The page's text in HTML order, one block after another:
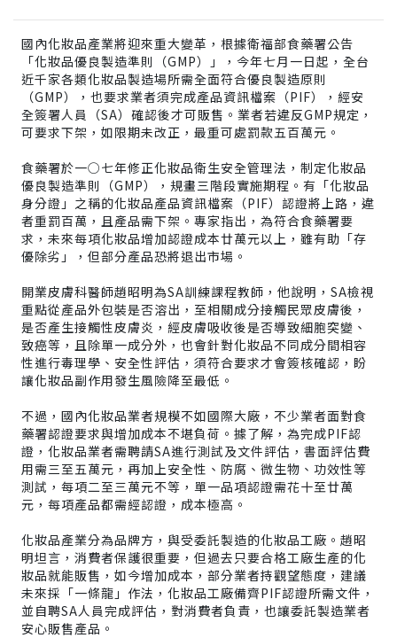
國內化妝品產業將迎來重大變革，根據衛福部食藥署公告
「化妝品優良製造準則（GMP）」，今年七月一日起，全台
近千家各類化妝品製造場所需全面符合優良製造原則
（GMP），也要求業者須完成產品資訊檔案（PIF），經安
全簽署人員（SA）確認後才可販售。業者若違反GMP規定，
可要求下架，如限期未改正，最重可處罰款五百萬元。
食藥署於一○七年修正化妝品衛生安全管理法，制定化妝品
優良製造準則（GMP），規畫三階段實施期程。有「化妝品
身分證」之稱的化妝品產品資訊檔案（PIF）認證將上路，違
者重罰百萬，且產品需下架。專家指出，為符合食藥署要
求，未來每項化妝品增加認證成本廿萬元以上，雖有助「存
優除劣」，但部分產品恐將退出市場。
開業皮膚科醫師趙昭明為SA訓練課程教師，他說明，SA檢視
重點從產品外包裝是否溶出，至相關成分接觸民眾皮膚後，
是否產生接觸性皮膚炎，經皮膚吸收後是否導致細胞突變、
致癌等，且除單一成分外，也會針對化妝品不同成分間相容
性進行毒理學、安全性評估，須符合要求才會簽核確認，盼
讓化妝品副作用發生風險降至最低。
不過，國內化妝品業者規模不如國際大廠，不少業者面對食
藥署認證要求與增加成本不堪負荷。據了解，為完成PIF認
證，化妝品業者需聘請SA進行測試及文件評估，書面評估費
用需三至五萬元，再加上安全性、防腐、微生物、功效性等
測試，每項二至三萬元不等，單一品項認證需花十至廿萬
元，每項產品都需經認證，成本極高。
化妝品產業分為品牌方，與受委託製造的化妝品工廠。趙昭
明坦言，消費者保護很重要，但過去只要合格工廠生產的化
妝品就能販售，如今增加成本，部分業者持觀望態度，建議
未來採「一條龍」作法，化妝品工廠備齊PIF認證所需文件，
並自聘SA人員完成評估，對消費者負責，也讓委託製造業者
安心販售產品。